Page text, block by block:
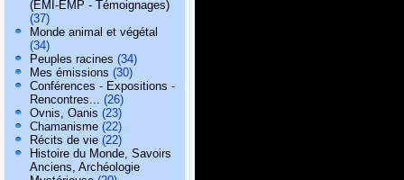
(EMI-EMP - Témoignages)
(37)
Monde animal et végétal
(34)
Peuples racines (34)
Mes émissions (30)
Conférences - Expositions -
Rencontres... (26)
Ovnis, Oanis (23)
Chamanisme (22)
Récits de vie (22)
Histoire du Monde, Savoirs
Anciens, Archéologie